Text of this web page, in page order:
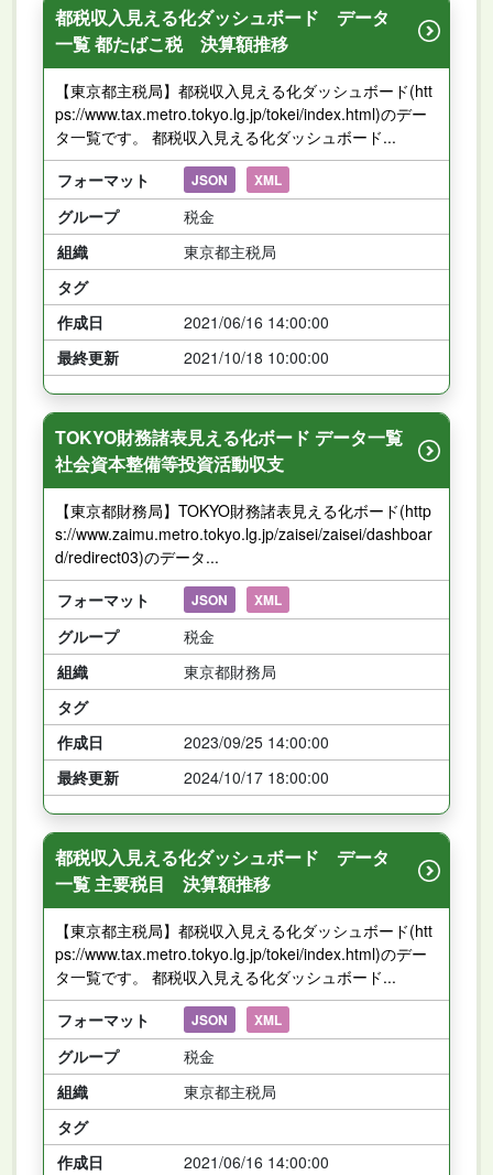
都税収入見える化ダッシュボード データ
一覧 都たばこ税 決算額推移
【東京都主税局】都税収入見える化ダッシュボード(htt
ps://www.tax.metro.tokyo.lg.jp/tokei/index.html)のデー
タ一覧です。 都税収入見える化ダッシュボード...
フォーマット
JSON XML
グループ
税金
組織
東京都主税局
タグ
作成日
2021/06/16 14:00:00
最終更新
2021/10/18 10:00:00
TOKYO財務諸表見える化ボード データ一覧
社会資本整備等投資活動収支
【東京都財務局】TOKYO財務諸表見える化ボード(http
s://www.zaimu.metro.tokyo.lg.jp/zaisei/zaisei/dashboar
d/redirect03)のデータ...
フォーマット
JSON XML
グループ
税金
組織
東京都財務局
タグ
作成日
2023/09/25 14:00:00
最終更新
2024/10/17 18:00:00
都税収入見える化ダッシュボード データ
一覧 主要税目 決算額推移
【東京都主税局】都税収入見える化ダッシュボード(htt
ps://www.tax.metro.tokyo.lg.jp/tokei/index.html)のデー
タ一覧です。 都税収入見える化ダッシュボード...
フォーマット
JSON XML
グループ
税金
組織
東京都主税局
タグ
作成日
2021/06/16 14:00:00